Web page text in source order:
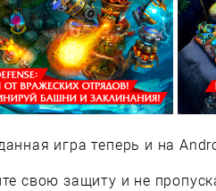
игра теперь и на
свою защиту и не